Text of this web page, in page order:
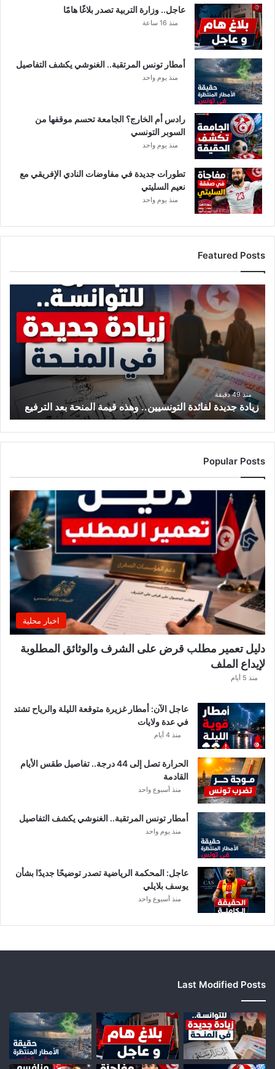
عاجل.. وزارة التربية تصدر بلاغًا هامًا
منذ 16 ساعة
أمطار تونس المرتقبة.. الغنوشي يكشف التفاصيل
منذ يوم واحد
رادس أم الخارج؟ الجامعة تحسم موقفها من
السوبر التونسي
منذ يوم واحد
تطورات جديدة في مفاوضات النادي الإفريقي مع
نعيم السليتي
منذ يوم واحد
Featured Posts
زيادة
جديدة
لفائدة
التونسيين..
وهذه
قيمة
المنحة
بعد
الترفيع
منذ 49 دقيقة
زيادة جديدة لفائدة التونسيين.. وهذه قيمة المنحة بعد الترفيع
Popular Posts
اخبار محلية
دليل تعمير مطلب قرض على الشرف والوثائق المطلوبة
لإيداع الملف
منذ 5 أيام
عاجل الآن: أمطار غزيرة متوقعة الليلة والرياح تشتد
في عدة ولايات
منذ 4 أيام
الحرارة تصل إلى 44 درجة.. تفاصيل طقس الأيام
القادمة
منذ أسبوع واحد
أمطار تونس المرتقبة.. الغنوشي يكشف التفاصيل
منذ يوم واحد
عاجل: المحكمة الرياضية تصدر توضيحًا جديدًا بشأن
يوسف بلايلي
منذ أسبوع واحد
Last Modified Posts